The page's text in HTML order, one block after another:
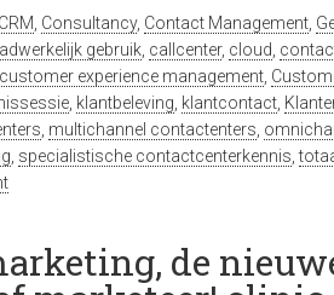
Consultancy, Contact Management
gebruik callcenter, cloud
customer experience management
klantbeleving klantcontact
multichannel contactenters
specialistische contactcenterkennis ,
de